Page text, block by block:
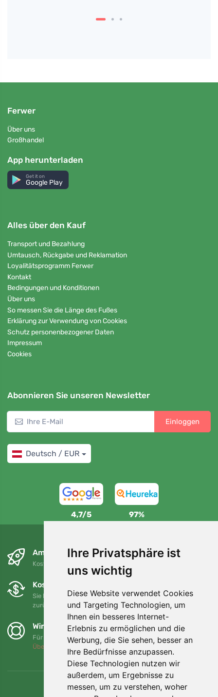
Ihre Privatsphäre ist
uns wichtig
Diese Website verwendet Cookies
und Targeting Technologien, um
Ihnen ein besseres Internet-
Erlebnis zu ermöglichen und die
Werbung, die Sie sehen, besser an
Ihre Bedürfnisse anzupassen.
Diese Technologien nutzen wir
außerdem, um Ergebnisse zu
messen, um zu verstehen, woher
Ferwer
Über uns
Großhandel
App herunterladen
Get it on
Google Play
Alles über den Kauf
Transport und Bezahlung
Umtausch, Rückgabe und Reklamation
Loyalitätsprogramm Ferwer
Kontakt
Bedingungen und Konditionen
Über uns
So messen Sie die Länge des Fußes
Erklärung zur Verwendung von Cookies
Schutz personenbezogener Daten
Impressum
Cookies
Abonnieren Sie unseren Newsletter
Einloggen
Deutsch / EUR
4,7/5 97%
Am nächsten Tag und kostenlos
Kostenloser Versand für Bestellungen über 80 EUR
Kostenloser Umtausch und Rückgabe
Sie können Ihre Bestellung jederzeit innerhalb von 90 Tagen
zurückgeben oder umtauschen.
Wir unterstützen Trees.org
Für jede Bestellung pflanzen wir einen Baum! Mehr lesen
Über uns